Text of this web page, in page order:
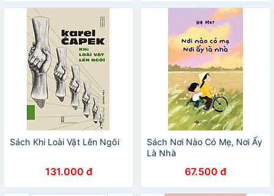
Sách Khi Loài Vật Lên Ngôi
131.000 đ
Sách Nơi Nào Có Mẹ, Nơi Ấy
Là Nhà
67.500 đ